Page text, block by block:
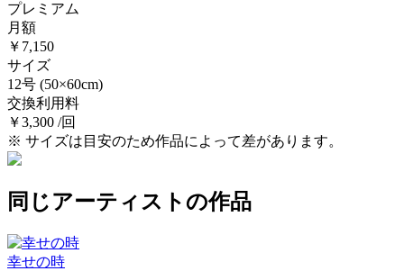
プレミアム
月額
￥7,150
サイズ
12号 (50×60cm)
交換利用料
￥3,300 /回
※ サイズは目安のため作品によって差があります。
同じアーティストの作品
幸せの時